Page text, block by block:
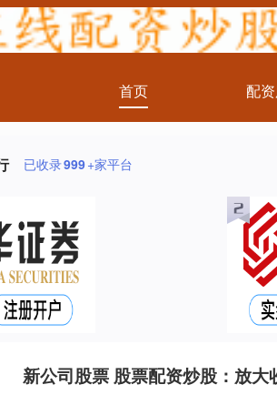
首页 配
已收录999+家平台
新公司股票 股票配资炒股：放大